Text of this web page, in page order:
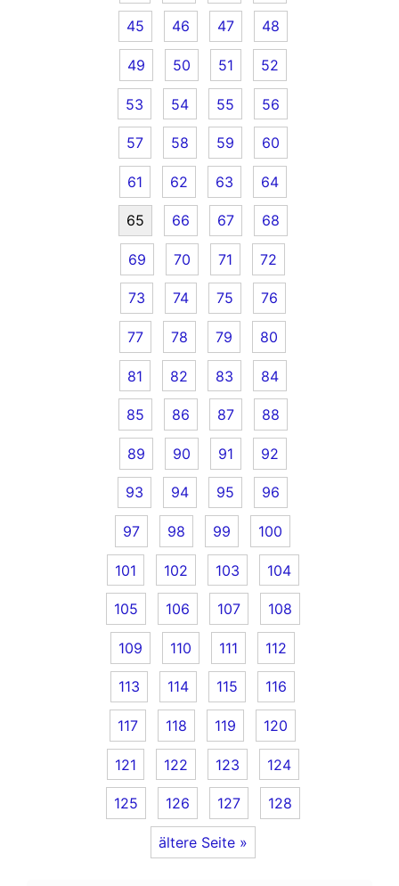
45 46 47 48
49 50 51 52
53 54 55 56
57 58 59 60
61 62 63 64
65 66 67 68
69 70 71 72
73 74 75 76
77 78 79 80
81 82 83 84
85 86 87 88
89 90 91 92
93 94 95 96
97 98 99 100
101 102 103 104
105 106 107 108
109 110 111 112
113 114 115 116
117 118 119 120
121 122 123 124
125 126 127 128
ältere Seite »